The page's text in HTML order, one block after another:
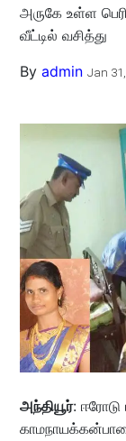
அருகே உள்ள
வீட்டில் வசித்து
By admin Jan
அந்தியூர்: